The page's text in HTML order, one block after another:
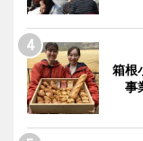
箱根
事